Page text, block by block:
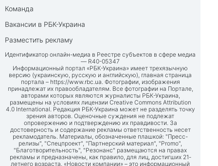
Команда
Вакансии в РБК-Украина
Разместить рекламу
Идентификатор онлайн-медиа в Реестре субъектов в сфере медиа
— R40-05347
Информационный портал «РБК-Украина» имеет трехязычную
версию (украинскую, русскую и английскую), главная страница
портала – https://www.rbc.ua. Фотографии, изображения
принадлежат их правообладателям. Все фотографии на Портале,
авторами которых являются журналисты РБК-Украина,
размещены на условиях лицензии Creative Commons Attribution
4.0 International. Редакция РБК-Украина может не разделять точку
зрения авторов. Оценочные суждения не подлежат
опровержению и подтверждению их правдивости. За
достоверность и содержание рекламы ответственность несет
рекламодатель. Материалы, обозначенные плашкой: "Пресс-
релизы", "Спецпроект", "Партнерский материал", "Promo",
"Благотворительность", "Резонанс" размещаются на правах
рекламы и предназначены, как правило, для лиц, достигших 21-
летнего возраста. «Новости компании» – это информационный